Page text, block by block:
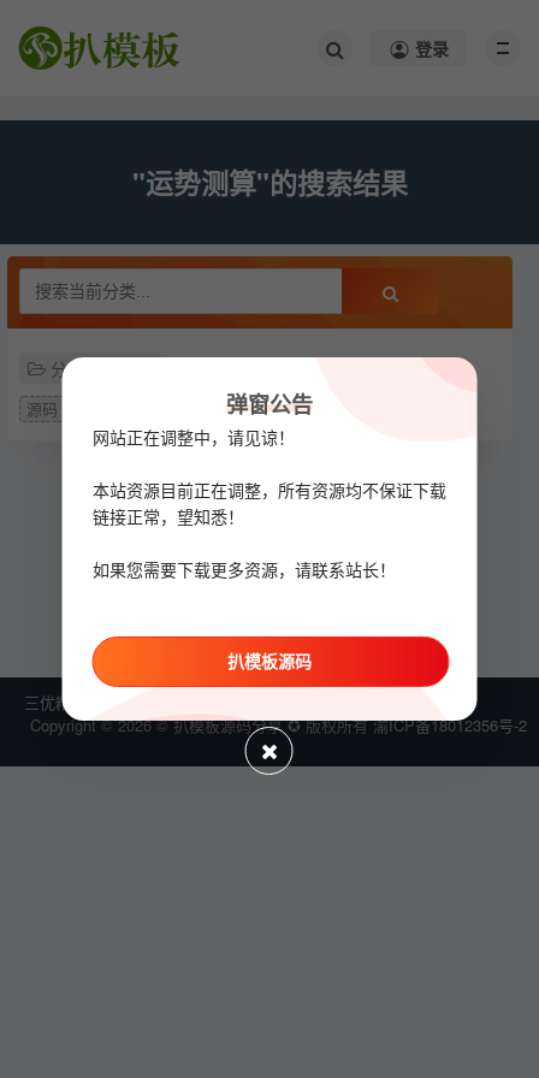
登录
"运势测算"的搜索结果
分类
源码
三优精选
Copyright © 2026 © 扒模板源码分享 ✪ 版权所有渝ICP备18012356号-2
弹窗公告
网站正在调整中，请见谅！
本站资源目前正在调整，所有资源均不保证下载
链接正常，望知悉！
如果您需要下载更多资源，请联系站长！
扒模板源码